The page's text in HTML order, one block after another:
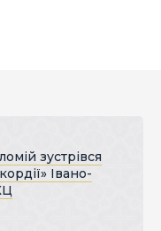
зустрівся
Івано-